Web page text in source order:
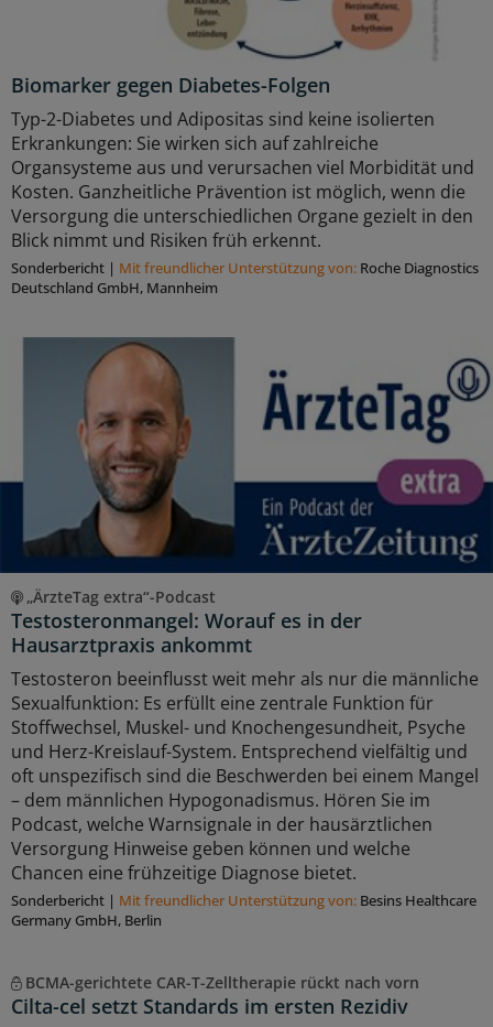
Biomarker gegen Diabetes-Folgen
Typ-2-Diabetes und Adipositas sind keine isolierten
Erkrankungen: Sie wirken sich auf zahlreiche
Organsysteme aus und verursachen viel Morbidität und
Kosten. Ganzheitliche Prävention ist möglich, wenn die
Versorgung die unterschiedlichen Organe gezielt in den
Blick nimmt und Risiken früh erkennt.
Sonderbericht | Mit freundlicher Unterstützung von: Roche Diagnostics
Deutschland GmbH, Mannheim
„ÄrzteTag extra“-Podcast
Testosteronmangel: Worauf es in der
Hausarztpraxis ankommt
Testosteron beeinflusst weit mehr als nur die männliche
Sexualfunktion: Es erfüllt eine zentrale Funktion für
Stoffwechsel, Muskel- und Knochengesundheit, Psyche
und Herz-Kreislauf-System. Entsprechend vielfältig und
oft unspezifisch sind die Beschwerden bei einem Mangel
– dem männlichen Hypogonadismus. Hören Sie im
Podcast, welche Warnsignale in der hausärztlichen
Versorgung Hinweise geben können und welche
Chancen eine frühzeitige Diagnose bietet.
Sonderbericht | Mit freundlicher Unterstützung von: Besins Healthcare
Germany GmbH, Berlin
BCMA-gerichtete CAR-T-Zelltherapie rückt nach vorn
Cilta-cel setzt Standards im ersten Rezidiv